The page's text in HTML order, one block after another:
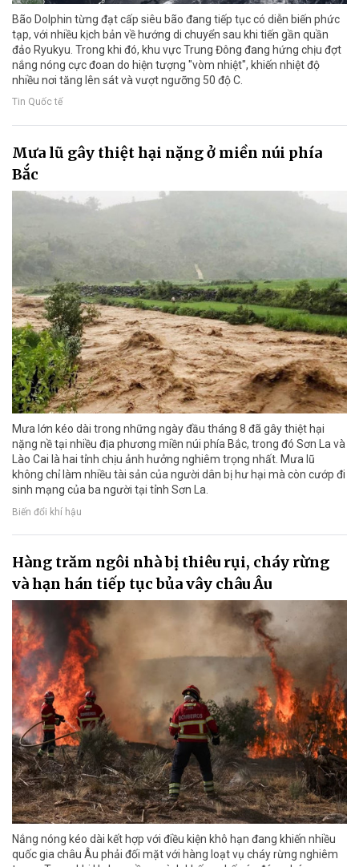
Bão Dolphin từng đạt cấp siêu bão đang tiếp tục có diễn biến phức
tạp, với nhiều kịch bản về hướng di chuyển sau khi tiến gần quần
đảo Ryukyu. Trong khi đó, khu vực Trung Đông đang hứng chịu đợt
nắng nóng cực đoan do hiện tượng "vòm nhiệt", khiến nhiệt độ
nhiều nơi tăng lên sát và vượt ngưỡng 50 độ C.
Tin Quốc tế
Mưa lũ gây thiệt hại nặng ở miền núi phía
Bắc
Mưa lớn kéo dài trong những ngày đầu tháng 8 đã gây thiệt hại
nặng nề tại nhiều địa phương miền núi phía Bắc, trong đó Sơn La và
Lào Cai là hai tỉnh chịu ảnh hưởng nghiêm trọng nhất. Mưa lũ
không chỉ làm nhiều tài sản của người dân bị hư hại mà còn cướp đi
sinh mạng của ba người tại tỉnh Sơn La.
Biến đổi khí hậu
Hàng trăm ngôi nhà bị thiêu rụi, cháy rừng
và hạn hán tiếp tục bủa vây châu Âu
Nắng nóng kéo dài kết hợp với điều kiện khô hạn đang khiến nhiều
quốc gia châu Âu phải đối mặt với hàng loạt vụ cháy rừng nghiêm